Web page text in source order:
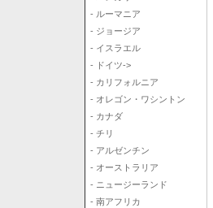
- ルーマニア
- ジョージア
- イスラエル
- ドイツ->
- カリフォルニア
- オレゴン・ワシントン
- カナダ
- チリ
- アルゼンチン
- オーストラリア
- ニュージーランド
- 南アフリカ